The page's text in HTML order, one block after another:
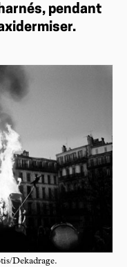
pendant
Dekadrage.